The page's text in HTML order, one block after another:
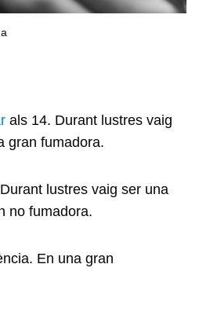
als 14. Durant lustres vaig
gran fumadora.
lustres vaig ser una
no fumadora.
En una gran